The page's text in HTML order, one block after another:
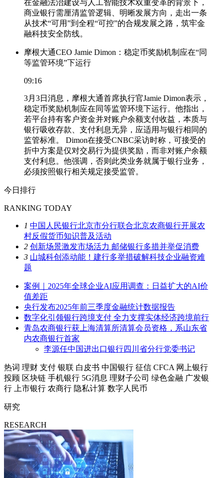
在金融法治建设与人工智能技术双重变革的背景下，
商业银行需厘清监管逻辑、明晰发展方向，走出一条
从技术“可用”到全程“可控”的合规发展之路，筑牢金
融科技安全防线。
摩根大通CEO Jamie Dimon：稳定币奖励机制应在“同
等监管环境”下运行
09:16
3月3日消息，摩根大通首席执行官Jamie Dimon表示，
稳定币奖励机制应在同等监管环境下运行。他指出，
若平台持有客户资金并对账户余额支付收益，本质与
银行吸收存款、支付利息无异，应适用与银行相同的
监管标准。 Dimon在接受CNBC采访时称，可接受的
折中方案是仅对交易行为提供奖励，而非对账户余额
支付利息。他强调，否则此类业务就属于银行业务，
必须按照银行相关规定接受监管。
今日排行
RANKING TODAY
1 中国人民银行北京市分行联合北京农商银行开展农
村反假货币知识普及活动
2 创新场景激发市场活力 邮储银行多措并举促消费
3 山城科创添动能！建行多举措破解科技企业融资难
题
案例｜2025年全球企业AI应用调查：日益扩大的AI价
值差距
央行发布2025年前三季度金融统计数据报告
数字化引领银行跨境支付 全力支撑实体经济跨境前行
青岛农商银行获上海清算所清算会员资格，系山东省
内农商银行首家
李源任中国进出口银行四川省分行党委书记
热词 理财 支付 银联 白皮书 中国银行 征信 CFCA 网上银行
投顾 区块链 手机银行 5G消息 理财子公司 绿色金融 广发银
行
上市银行 农商行 隐私计算 数字人民币
研究
RESEARCH